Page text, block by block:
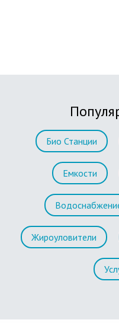
Био Станции
Емкости
Жироуловители